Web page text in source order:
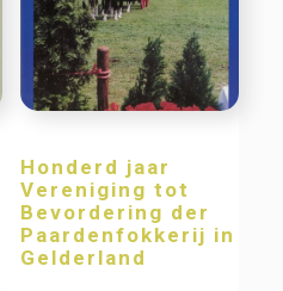
Honderd jaar
Vereniging tot
Bevordering der
Paardenfokkerij in
Gelderland